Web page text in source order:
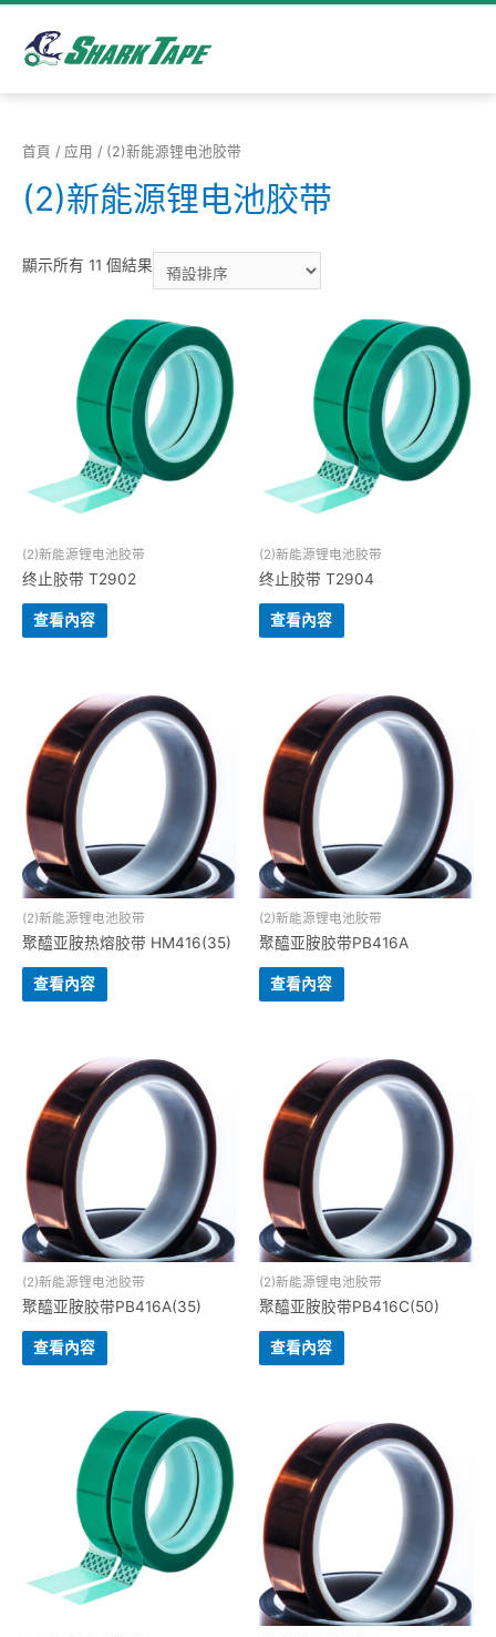
首頁 / 应用 / (2)新能源锂电池胶带
(2)新能源锂电池胶带
顯示所有 11 個結果
(2)新能源锂电池胶带
终止胶带 T2902
查看內容
(2)新能源锂电池胶带
终止胶带 T2904
查看內容
(2)新能源锂电池胶带
聚醯亚胺热熔胶带 HM416(35)
查看內容
(2)新能源锂电池胶带
聚醯亚胺胶带PB416A
查看內容
(2)新能源锂电池胶带
聚醯亚胺胶带PB416A(35)
查看內容
(2)新能源锂电池胶带
聚醯亚胺胶带PB416C(50)
查看內容